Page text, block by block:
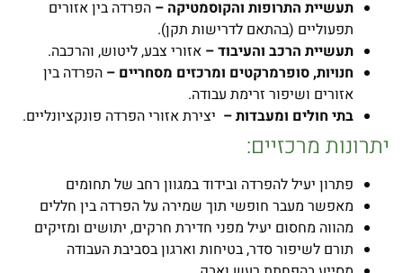
תעשיית התרופות והקוסמטיקה – הפרדה בין אזורים
תפעוליים (בהתאם לדרישות תקן).
תעשיית הרכב והעיבוד – אזורי צבע, ליטוש, והרכבה.
חנויות, סופרמרקטים ומרכזים מסחריים – הפרדה בין
אזורים ושיפור זרימת עבודה.
בתי חולים ומעבדות – יצירת אזורי הפרדה פונקציונליים.
יתרונות מרכזיים:
פתרון יעיל להפרדה ובידוד במגוון רחב של תחומים
מאפשר מעבר חופשי תוך שמירה על הפרדה בין חללים
מהווה מחסום יעיל מפני חדירת חרקים, יתושים ומזיקים
תורם לשיפור סדר, בטיחות וארגון בסביבת העבודה